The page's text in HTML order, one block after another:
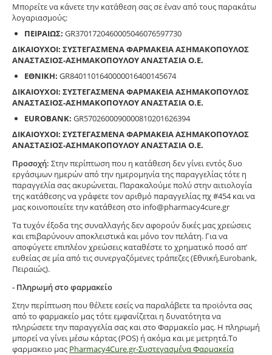
Μπορείτε να κάνετε την κατάθεση σας σε έναν από τους παρακάτω
λογαριασμούς:
ΠΕΙΡΑΙΩΣ: GR3701720460005046076597730
ΔΙΚΑΙΟΥΧΟΙ: ΣΥΣΤΕΓΑΣΜΕΝΑ ΦΑΡΜΑΚΕΙΑ ΑΣΗΜΑΚΟΠΟΥΛΟΣ
ΑΝΑΣΤΑΣΙΟΣ-ΑΣΗΜΑΚΟΠΟΥΛΟΥ ΑΝΑΣΤΑΣΙΑ Ο.Ε.
ΕΘΝΙΚΗ: GR8401101640000016400145674
ΔΙΚΑΙΟΥΧΟΙ: ΣΥΣΤΕΓΑΣΜΕΝΑ ΦΑΡΜΑΚΕΙΑ ΑΣΗΜΑΚΟΠΟΥΛΟΣ
ΑΝΑΣΤΑΣΙΟΣ-ΑΣΗΜΑΚΟΠΟΥΛΟΥ ΑΝΑΣΤΑΣΙΑ Ο.Ε.
EUROBANK: GR5702600090000810201626394
ΔΙΚΑΙΟΥΧΟΙ: ΣΥΣΤΕΓΑΣΜΕΝΑ ΦΑΡΜΑΚΕΙΑ ΑΣΗΜΑΚΟΠΟΥΛΟΣ
ΑΝΑΣΤΑΣΙΟΣ-ΑΣΗΜΑΚΟΠΟΥΛΟΥ ΑΝΑΣΤΑΣΙΑ Ο.Ε.
Προσοχή: Στην περίπτωση που η κατάθεση δεν γίνει εντός δυο
εργάσιμων ημερών από την ημερομηνία της παραγγελίας τότε η
παραγγελία σας ακυρώνεται. Παρακαλούμε πολύ στην αιτιολογία
της κατάθεσης να γράφετε τον αριθμό παραγγελίας πχ #454 και να
μας κοινοποιείτε την κατάθεση στο info@pharmacy4cure.gr
Τα τυχόν έξοδα της συναλλαγής δεν αφορούν δικές μας χρεώσεις
και επιβαρύνουν αποκλειστικά και μόνο τον πελάτη. Για να
αποφύγετε επιπλέον χρεώσεις καταθέστε το χρηματικό ποσό απ’
ευθείας σε μία από τις συνεργαζόμενες τράπεζες (Εθνική,Eurobank,
Πειραιώς).
- Πληρωμή στο φαρμακείο
Στην περίπτωση που θέλετε εσείς να παραλάβετε τα προϊόντα σας
από το φαρμακείο μας τότε εμφανίζεται η δυνατότητα να
πληρώσετε την παραγγελία σας και στο Φαρμακείο μας. Η πληρωμή
μπορεί να γίνει μέσω κάρτας (POS) ή ακόμα και με μετρητά.Το
φαρμακειο μας Pharmacy4Cure.gr-Συστεγασμένα Φαρμακεία